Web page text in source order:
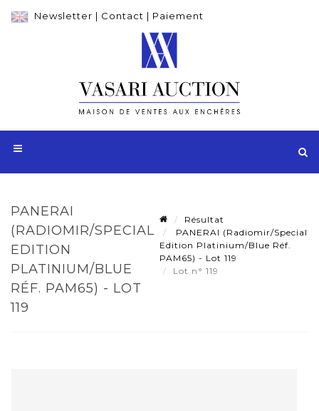
Newsletter | Contact | Paiement
PANERAI
(RADIOMIR/SPECIAL
EDITION
PLATINIUM/BLUE
RÉF. PAM65) - LOT
119
Résultat
PANERAI (Radiomir/Special
Edition Platinium/Blue Réf.
PAM65) - Lot 119
Lot n° 119